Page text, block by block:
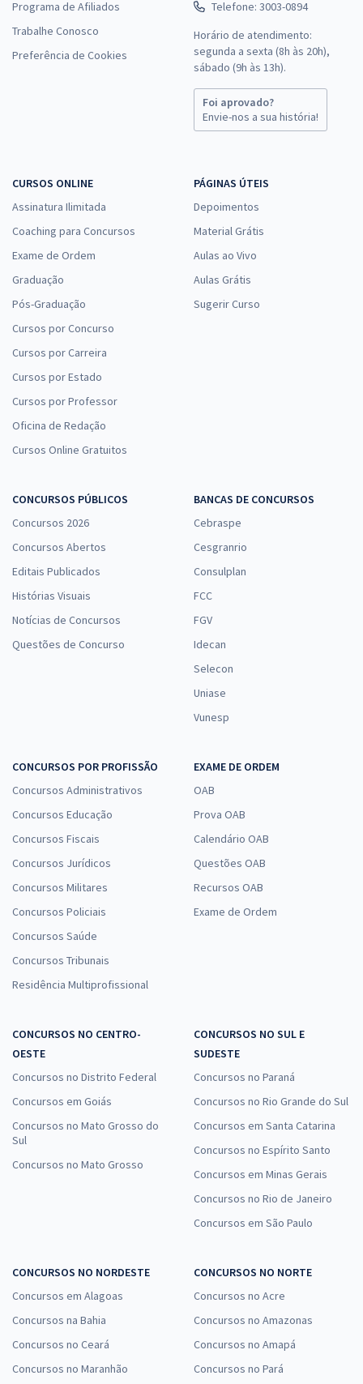
Programa de Afiliados
Trabalhe Conosco
Preferência de Cookies
Telefone: 3003-0894
Horário de atendimento:
segunda a sexta (8h às 20h),
sábado (9h às 13h).
Foi aprovado?
Envie-nos a sua história!
CURSOS ONLINE
Assinatura Ilimitada
Coaching para Concursos
Exame de Ordem
Graduação
Pós-Graduação
Cursos por Concurso
Cursos por Carreira
Cursos por Estado
Cursos por Professor
Oficina de Redação
Cursos Online Gratuitos
PÁGINAS ÚTEIS
Depoimentos
Material Grátis
Aulas ao Vivo
Aulas Grátis
Sugerir Curso
CONCURSOS PÚBLICOS
Concursos 2026
Concursos Abertos
Editais Publicados
Histórias Visuais
Notícias de Concursos
Questões de Concurso
BANCAS DE CONCURSOS
Cebraspe
Cesgranrio
Consulplan
FCC
FGV
Idecan
Selecon
Uniase
Vunesp
CONCURSOS POR PROFISSÃO
Concursos Administrativos
Concursos Educação
Concursos Fiscais
Concursos Jurídicos
Concursos Militares
Concursos Policiais
Concursos Saúde
Concursos Tribunais
Residência Multiprofissional
EXAME DE ORDEM
OAB
Prova OAB
Calendário OAB
Questões OAB
Recursos OAB
Exame de Ordem
CONCURSOS NO CENTRO-
OESTE
Concursos no Distrito Federal
Concursos em Goiás
Concursos no Mato Grosso do
Sul
Concursos no Mato Grosso
CONCURSOS NO SUL E
SUDESTE
Concursos no Paraná
Concursos no Rio Grande do Sul
Concursos em Santa Catarina
Concursos no Espírito Santo
Concursos em Minas Gerais
Concursos no Rio de Janeiro
Concursos em São Paulo
CONCURSOS NO NORDESTE
Concursos em Alagoas
Concursos na Bahia
Concursos no Ceará
Concursos no Maranhão
CONCURSOS NO NORTE
Concursos no Acre
Concursos no Amazonas
Concursos no Amapá
Concursos no Pará